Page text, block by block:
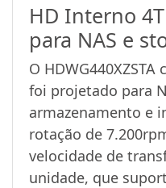
HD Interno
para NAS e
O
foi projetado para
armazenamento e
rotação de
velocidade de
unidade, que